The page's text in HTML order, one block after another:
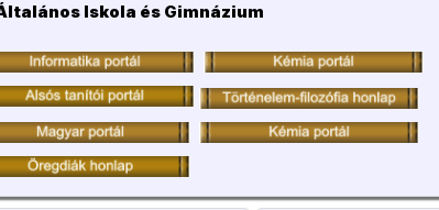
Iskola és Gimnázium